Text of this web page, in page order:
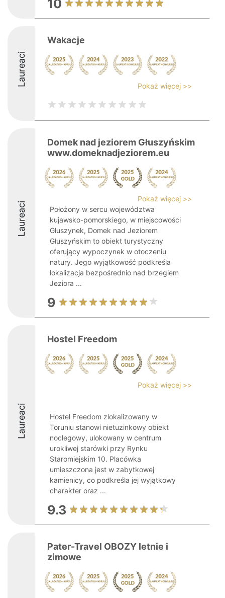
10
Laureaci
Wakacje
Pokaż więcej >>
Laureaci
Domek nad jeziorem Głuszyńskim
www.domeknadjeziorem.eu
Pokaż więcej >>
Położony w sercu województwa
kujawsko-pomorskiego, w miejscowości
Głuszynek, Domek nad Jeziorem
Głuszyńskim to obiekt turystyczny
oferujący wypoczynek w otoczeniu
natury. Jego wyjątkowość podkreśla
lokalizacja bezpośrednio nad brzegiem
Jeziora ...
9
Laureaci
Hostel Freedom
Pokaż więcej >>
Hostel Freedom zlokalizowany w
Toruniu stanowi nietuzinkowy obiekt
noclegowy, ulokowany w centrum
urokliwej starówki przy Rynku
Staromiejskim 10. Placówka
umieszczona jest w zabytkowej
kamienicy, co podkreśla jej wyjątkowy
charakter oraz ...
9.3
Pater-Travel OBOZY letnie i
zimowe